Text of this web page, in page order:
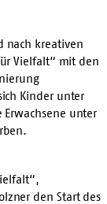
nach kreativen
Vielfalt“ mit den
Kinder unter
unter
den Start des